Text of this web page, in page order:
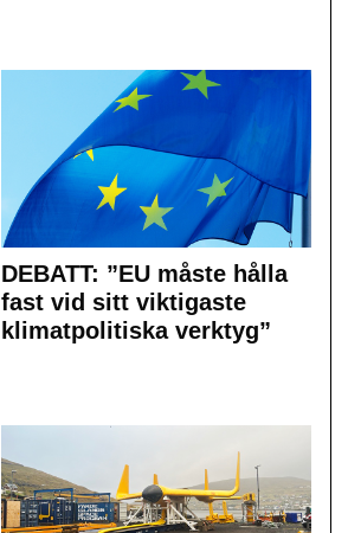
DEBATT: ”EU måste hålla
fast vid sitt viktigaste
klimatpolitiska verktyg”